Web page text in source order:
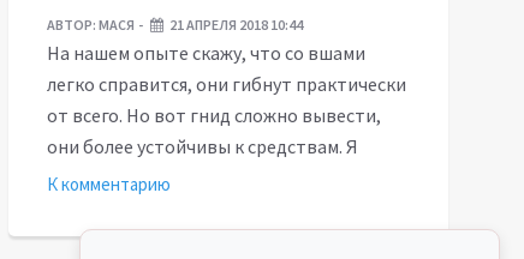
АВТОР: МАСЯ 21 АПРЕЛЯ 2018 10:44
На нашем опыте скажу, что со вшами
легко справится, они гибнут практически
от всего. Но вот гнид сложно вывести,
они более устойчивы к средствам. Я
К комментарию